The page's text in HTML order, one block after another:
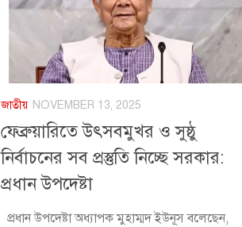
জাতীয় NOVEMBER 13, 2025
ফেব্রুয়ারিতে উৎসবমুখর ও সুষ্ঠু
নির্বাচনের সব প্রস্তুতি নিচ্ছে সরকার:
প্রধান উপদেষ্টা
প্রধান উপদেষ্টা অধ্যাপক মুহাম্মদ ইউনূস বলেছেন,